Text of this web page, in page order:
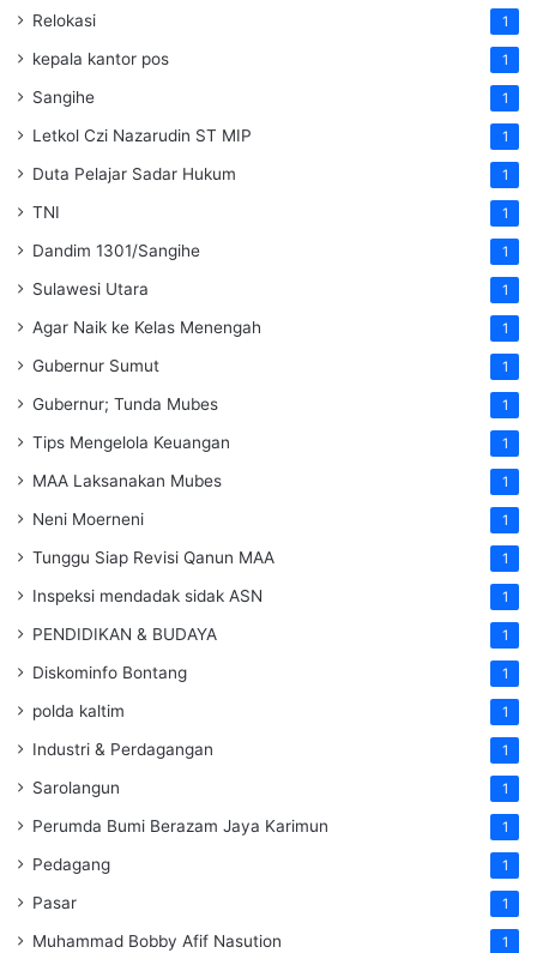
Relokasi 1
kepala kantor pos 1
Sangihe 1
Letkol Czi Nazarudin ST MIP 1
Duta Pelajar Sadar Hukum 1
TNI 1
Dandim 1301/Sangihe 1
Sulawesi Utara 1
Agar Naik ke Kelas Menengah 1
Gubernur Sumut 1
Gubernur; Tunda Mubes 1
Tips Mengelola Keuangan 1
MAA Laksanakan Mubes 1
Neni Moerneni 1
Tunggu Siap Revisi Qanun MAA 1
Inspeksi mendadak sidak ASN 1
PENDIDIKAN & BUDAYA 1
Diskominfo Bontang 1
polda kaltim 1
Industri & Perdagangan 1
Sarolangun 1
Perumda Bumi Berazam Jaya Karimun 1
Pedagang 1
Pasar 1
Muhammad Bobby Afif Nasution 1